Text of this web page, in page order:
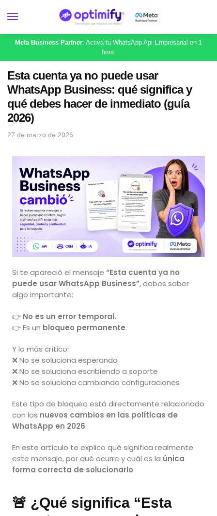
Meta Business Partner: Activa tu WhatsApp Api Empresarial en 1
hora.
Esta cuenta ya no puede usar
WhatsApp Business: qué significa y
qué debes hacer de inmediato (guía
2026)
27 de marzo de 2026
Si te apareció el mensaje “Esta cuenta ya no
puede usar WhatsApp Business”, debes saber
algo importante:
👉 No es un error temporal.
👉 Es un bloqueo permanente.
Y lo más crítico:
❌ No se soluciona esperando
❌ No se soluciona escribiendo a soporte
❌ No se soluciona cambiando configuraciones
Este tipo de bloqueo está directamente relacionado
con los nuevos cambios en las políticas de
WhatsApp en 2026.
En este artículo te explico qué significa realmente
este mensaje, por qué ocurre y cuál es la única
forma correcta de solucionarlo.
🚨 ¿Qué significa “Esta